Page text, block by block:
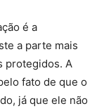
é a
a parte mais
protegidos. A
fato de que o
já que ele não